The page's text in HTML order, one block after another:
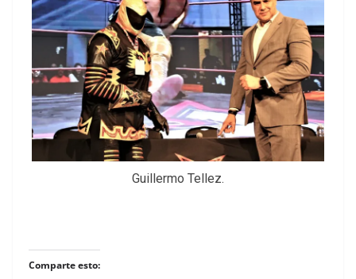
Guillermo Tellez.
Comparte esto: